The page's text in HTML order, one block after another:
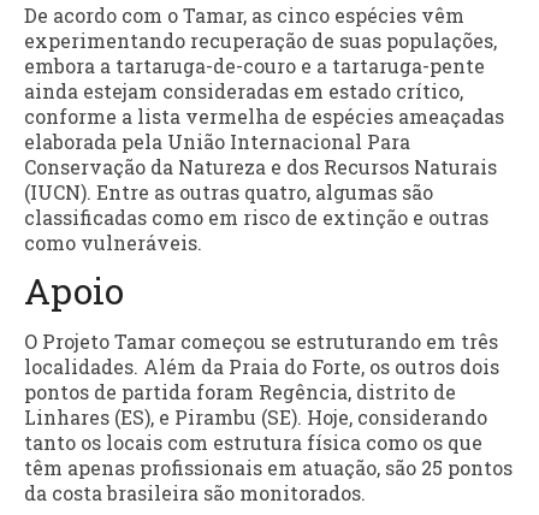
De acordo com o Tamar, as cinco espécies vêm
experimentando recuperação de suas populações,
embora a tartaruga-de-couro e a tartaruga-pente
ainda estejam consideradas em estado crítico,
conforme a lista vermelha de espécies ameaçadas
elaborada pela União Internacional Para
Conservação da Natureza e dos Recursos Naturais
(IUCN). Entre as outras quatro, algumas são
classificadas como em risco de extinção e outras
como vulneráveis.
Apoio
O Projeto Tamar começou se estruturando em três
localidades. Além da Praia do Forte, os outros dois
pontos de partida foram Regência, distrito de
Linhares (ES), e Pirambu (SE). Hoje, considerando
tanto os locais com estrutura física como os que
têm apenas profissionais em atuação, são 25 pontos
da costa brasileira são monitorados.